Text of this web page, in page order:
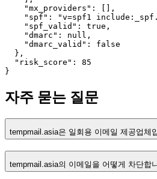
    "mx_providers": [],
"spf": "v=spf1
    "spf_valid": true,
    "dmarc": null,
    "dmarc_valid": false
  },
  "risk_score": 85
}
자주 묻는 질문
tempmail.asia은 일회용 이메일 제공업체
tempmail.asia의 이메일을 어떻게 차단합